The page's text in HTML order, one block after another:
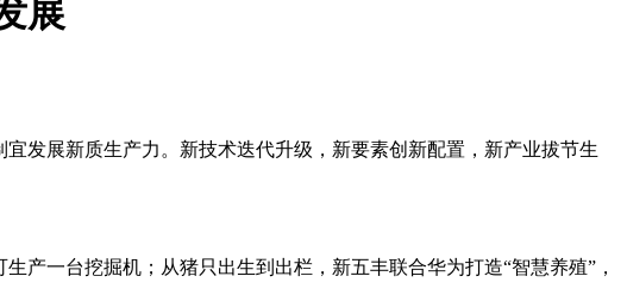
展
展新质生产力。新技术迭代升级，新要素创新配置，新产业拔节生
一台挖掘机；从猪只出生到出栏，新五丰联合华为打造“智慧养殖”，